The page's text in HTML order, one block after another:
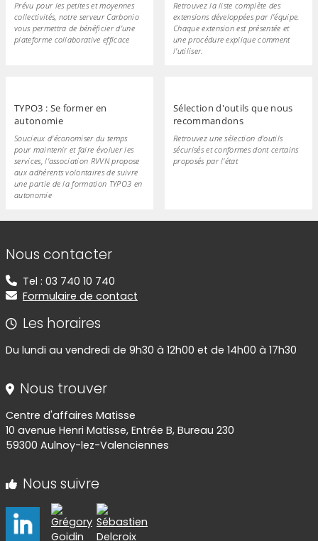
Prévu pour les petites et moyennes
collectivités, notre serveur Carbonio
vous permettra de bénéficier d'une
plateforme collaborative efficace
Retrouvez la liste complète des
extensions développées par l'équipe.
Chaque extension est présentée et
une procédure explique comment
l'utiliser.
TYPO3 : Se former en
autonomie
Soucieux d'économiser du temps
pour maintenir et faire évoluer les
services, l'association RVVN propose
aux adhérents volontaires de suivre
une partie de la formation TYPO3 en
autonomie
Sélection d'outils que nous
recommandons
Retrouvez une sélection d'outils
sécurisés et conformes dont certains
proposés par l'état
Informations de contact
Nous contacter
Tel : 03 740 10 740
Formulaire de contact
Les horaires
Du lundi au vendredi de 9h30 à 12h00 et de 14h00 à 17h30
Nous trouver
Centre d'affaires Matisse
10 avenue Henri Matisse, Entrée B, Bureau 230
59300 Aulnoy-lez-Valenciennes
Nous suivre